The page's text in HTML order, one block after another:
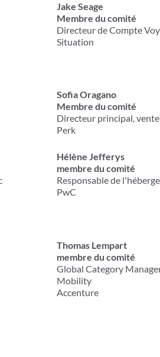
Jake Seage
Membre du comité
Directeur de Compte
Situation
Sofia Oragano
Membre du comité
Directeur principal,
Perk
Hélène Jefferys
membre du comité
Responsable de
PwC
Thomas Lempart
membre du comité
Global Category
Mobility
Accenture